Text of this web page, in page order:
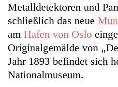
Metalldetektoren und
schließlich das neue
am Hafen von Oslo
Originalgemälde von
Jahr 1893 befindet sich
Nationalmuseum.